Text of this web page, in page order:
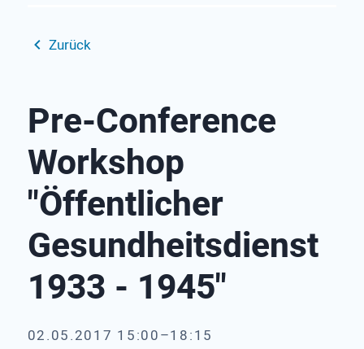
Zurück
Pre-Conference
Workshop
"Öffentlicher
Gesundheitsdienst
1933 - 1945"
02.05.2017 15:00–18:15